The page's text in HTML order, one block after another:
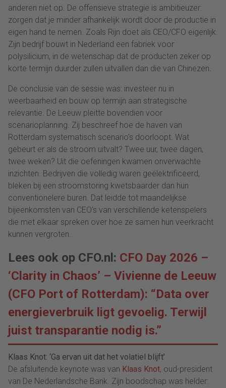
anderen niet op. De offensieve strategie is ambitieuzer:
zorgen dat je minder afhankelijk wordt door de productie in
eigen hand te nemen. Zoals Rijn doet als CEO/CFO eigenlijk.
Zijn bedrijf bouwt in Nederland een fabriek voor
polysilicium, in de wetenschap dat de producten zeker op
korte termijn duurder zullen uitvallen dan die van Chinezen.
De conclusie van de sessie was: investeer nu in
weerbaarheid en bouw op termijn aan strategische
relevantie. De Leeuw pleitte bovendien voor
scenarioplanning. Zij beschreef hoe de haven van
Rotterdam systematisch scenario’s doorloopt. Wat
gebeurt er als de stroom uitvalt? Twee uur, twee dagen,
twee weken? Uit die oefeningen kwamen onverwachte
inzichten. Bedrijven die volledig waren geëlektrificeerd,
bleken bij een stroomstoring kwetsbaarder dan hun
conventionelere buren. Dat leidde tot maandelijkse
bijeenkomsten van CEO’s van verschillende ketenspelers
die met elkaar spreken over hoe ze samen hun veerkracht
kunnen vergroten.
Lees ook op CFO.nl: CFO Day 2026 –
‘Clarity in Chaos’ – Vivienne de Leeuw
(CFO Port of Rotterdam): “Data over
energieverbruik ligt gevoelig. Terwijl
juist transparantie nodig is.”
Klaas Knot: ‘Ga ervan uit dat het volatiel blijft’
De afsluitende keynote was van Klaas Knot, oud-president
van De Nederlandsche Bank. Zijn boodschap was helder: